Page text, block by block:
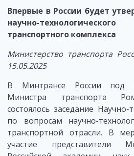
Впервые в России будет
научно-
транспортного комплекса
Министерство транспорта
15.05.2025
В Минтрансе России под
Министра транспорта
состоялось заседание Научно-
по вопросам научно-
транспортной отрасли. В
участие представители